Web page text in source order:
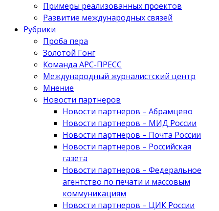
Примеры реализованных проектов
Развитие международных связей
Рубрики
Проба пера
Золотой Гонг
Команда АРС-ПРЕСС
Международный журналистский центр
Мнение
Новости партнеров
Новости партнеров – Абрамцево
Новости партнеров – МИД России
Новости партнеров – Почта России
Новости партнеров – Российская
газета
Новости партнеров – Федеральное
агентство по печати и массовым
коммуникациям
Новости партнеров – ЦИК России